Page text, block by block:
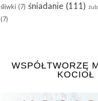
śliwki (7) śniadanie (111)
(7)
WSPÓŁTWORZĘ
KOCIOŁ